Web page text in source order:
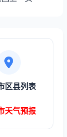
区县列表
天气预报